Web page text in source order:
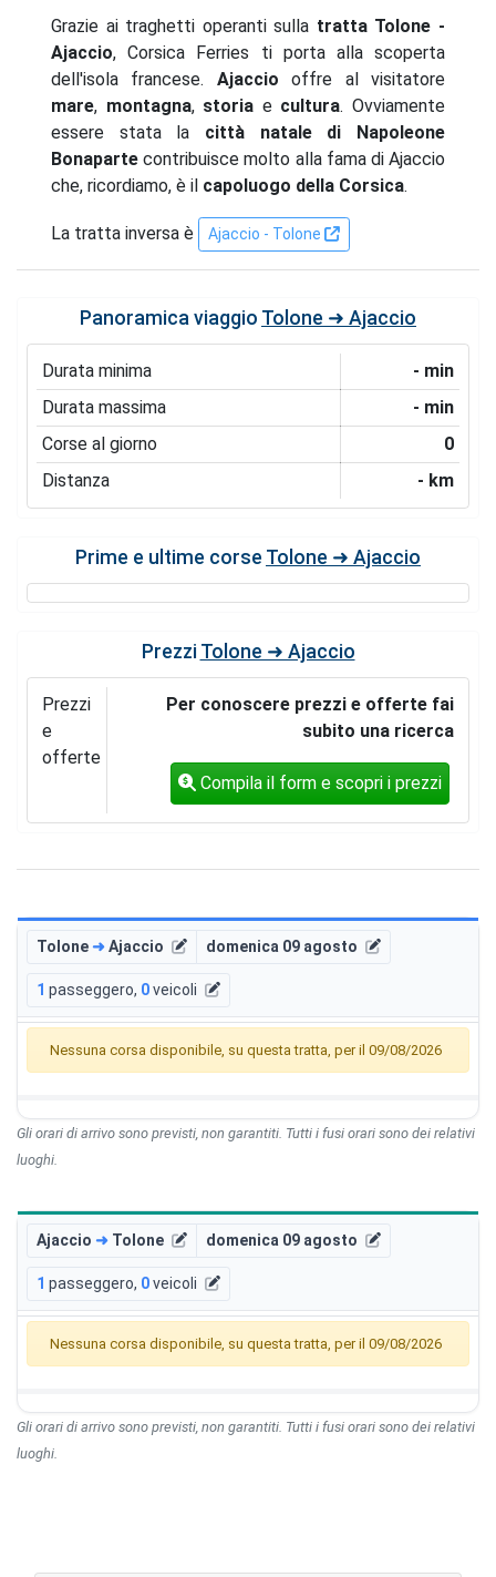
Grazie ai traghetti operanti sulla tratta Tolone -
Ajaccio, Corsica Ferries ti porta alla scoperta
dell'isola francese. Ajaccio offre al visitatore
mare, montagna, storia e cultura. Ovviamente
essere stata la città natale di Napoleone
Bonaparte contribuisce molto alla fama di Ajaccio
che, ricordiamo, è il capoluogo della Corsica.
La tratta inversa è Ajaccio - Tolone
Panoramica viaggio Tolone ➜ Ajaccio
Durata minima
- min
Durata massima
- min
Corse al giorno
0
Distanza
- km
Prime e ultime corse Tolone ➜ Ajaccio
Prezzi Tolone ➜ Ajaccio
Prezzi
e
offerte
Per conoscere prezzi e offerte fai
subito una ricerca
Compila il form e scopri i prezzi
Tolone➜Ajaccio domenica 09 agosto
1 passeggero, 0veicoli
Nessuna corsa disponibile, su questa tratta, per il 09/08/2026
Gli orari di arrivo sono previsti, non garantiti. Tutti i fusi orari sono dei relativi
luoghi.
Ajaccio ➜ Tolone domenica 09 agosto
1 passeggero, 0veicoli
Nessuna corsa disponibile, su questa tratta, per il 09/08/2026
Gli orari di arrivo sono previsti, non garantiti. Tutti i fusi orari sono dei relativi
luoghi.